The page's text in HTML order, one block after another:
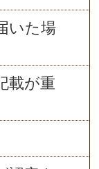
いた場
載が重